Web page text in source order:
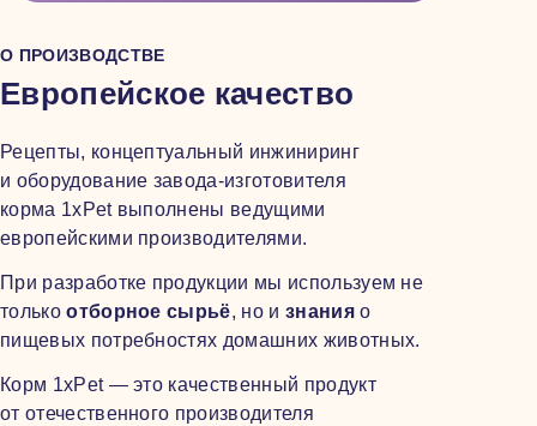
О ПРОИЗВОДСТВЕ
Европейское качество
Рецепты, концептуальный инжиниринг
и оборудование завода-изготовителя
корма 1xPet выполнены ведущими
европейскими производителями.
При разработке продукции мы используем не
толькоотборное сырьё, но и знанияо
пищевых потребностях домашних животных.
Корм 1xPet — это качественный продукт
от отечественного производителя